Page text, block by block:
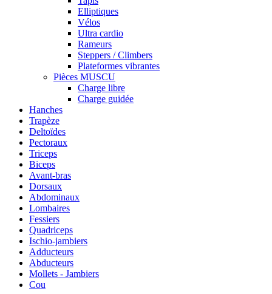
Elliptiques
Vélos
Ultra cardio
Rameurs
Steppers / Climbers
Plateformes vibrantes
Pièces MUSCU
Charge libre
Charge guidée
Hanches
Trapèze
Deltoïdes
Pectoraux
Triceps
Biceps
Avant-bras
Dorsaux
Abdominaux
Lombaires
Fessiers
Quadriceps
Ischio-jambiers
Adducteurs
Abducteurs
Mollets - Jambiers
Cou